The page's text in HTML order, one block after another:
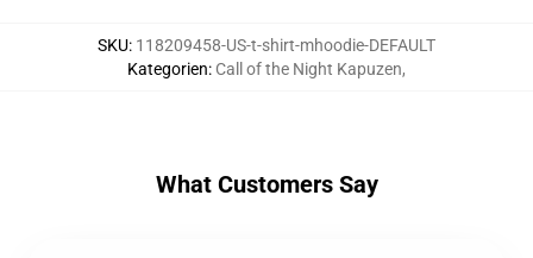
SKU: 118209458-US-t-shirt-mhoodie-DEFAULT
Kategorien: Call of the Night Kapuzen,
What Customers Say